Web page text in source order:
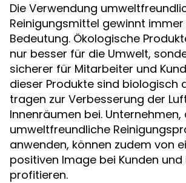
Die Verwendung
Reinigungsmittel gewinnt
Bedeutung. Ökologische
nur besser für die Umwelt,
sicherer für Mitarbeiter und
dieser Produkte sind biologisch
tragen zur Verbesserung der
Innenräumen bei. Unternehmen,
umweltfreundliche
anwenden, können zudem von
positiven Image bei Kunden
profitieren.